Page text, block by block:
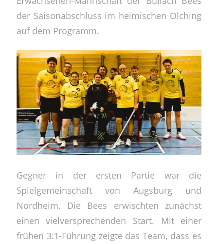
der Saisonabschluss im heimischen Olching
auf dem Programm.
Gegner in der ersten Partie war die
Spielgemeinschaft von Augsburg und
Nordheim. Die Bees erwischten zunächst
einen vielversprechenden Start. Mit einer
frühen 3:1-Führung zeigte das Team, dass es